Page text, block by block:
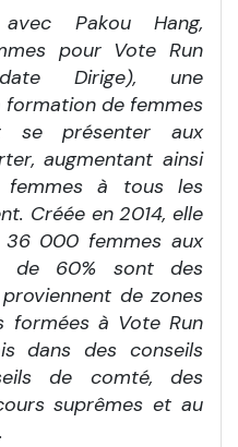
Pakou Hang,
pour Vote Run
Dirige), une
de femmes
se présenter aux
augmentant ainsi
femmes à tous les
Créée en 2014, elle
36 000 femmes aux
de 60% sont des
de zones
formées à Vote Run
dans des conseils
de comté, des
suprêmes et au